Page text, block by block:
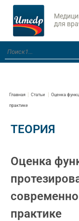
для
Главная Статьи Оценка
практике
ТЕОРИЯ
Оценка
практике